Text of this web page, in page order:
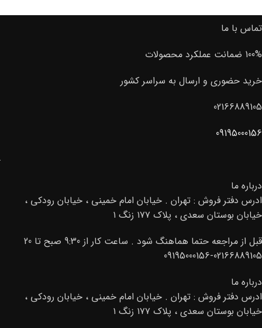
تماس با ما
100% ضمانت عملکرد محصولات
خرید حضوری و ارسال به سراسر کشور
02166889105
09195000156
درباره ما
ادرس دفتر فروش : تهران . خیابان امام خمینی ، خیابان رودکی ،
خیابان بوستان سعدی ، پلاک ۱۷۷ زنگ ۱
قبل از مراجعه حتما هماهنگ شود . ساعت کار از 9:30 صبح تا 20
02166889105-09195000156
درباره ما
ادرس دفتر فروش : تهران . خیابان امام خمینی ، خیابان رودکی ،
خیابان بوستان سعدی ، پلاک ۱۷۷ زنگ ۱